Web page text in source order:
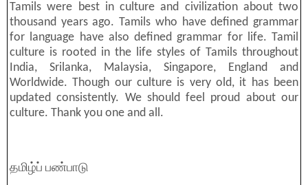
Tamils were best in culture and civilization about two
thousand years ago. Tamils who have defined grammar
for language have also defined grammar for life. Tamil
culture is rooted in the life styles of Tamils throughout
India, Srilanka, Malaysia, Singapore, England and
Worldwide. Though our culture is very old, it has been
updated consistently. We should feel proud about our
culture. Thank you one and all.
தமிழ்ப் பண்பாடு